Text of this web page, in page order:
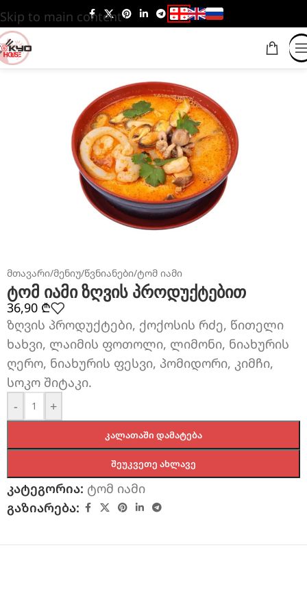
Skip to main content
მთავარი/მენიუ/წვნიანები/ტომ იამი
ტომ იამი ზღვის პროდუქტებით
36,90 ₾
ზღვის პროდუქტები, ქოქოსის რძე, წითელი
ხახვი, ლაიმის ფოთოლი, ლიმონი, ნიახურის
ღერო, ნიახურის ფესვი, პომიდორი, კიმჩი,
სოკო შიტაკი.
-
+
ᲙᲐᲚᲐᲗᲐᲨᲘ ᲓᲐᲛᲐᲢᲔᲑᲐ
ᲨᲔᲣᲙᲕᲔᲗᲔ ᲐᲮᲚᲐᲕᲔ
კატეგორია: ტომ იამი
გაზიარება: